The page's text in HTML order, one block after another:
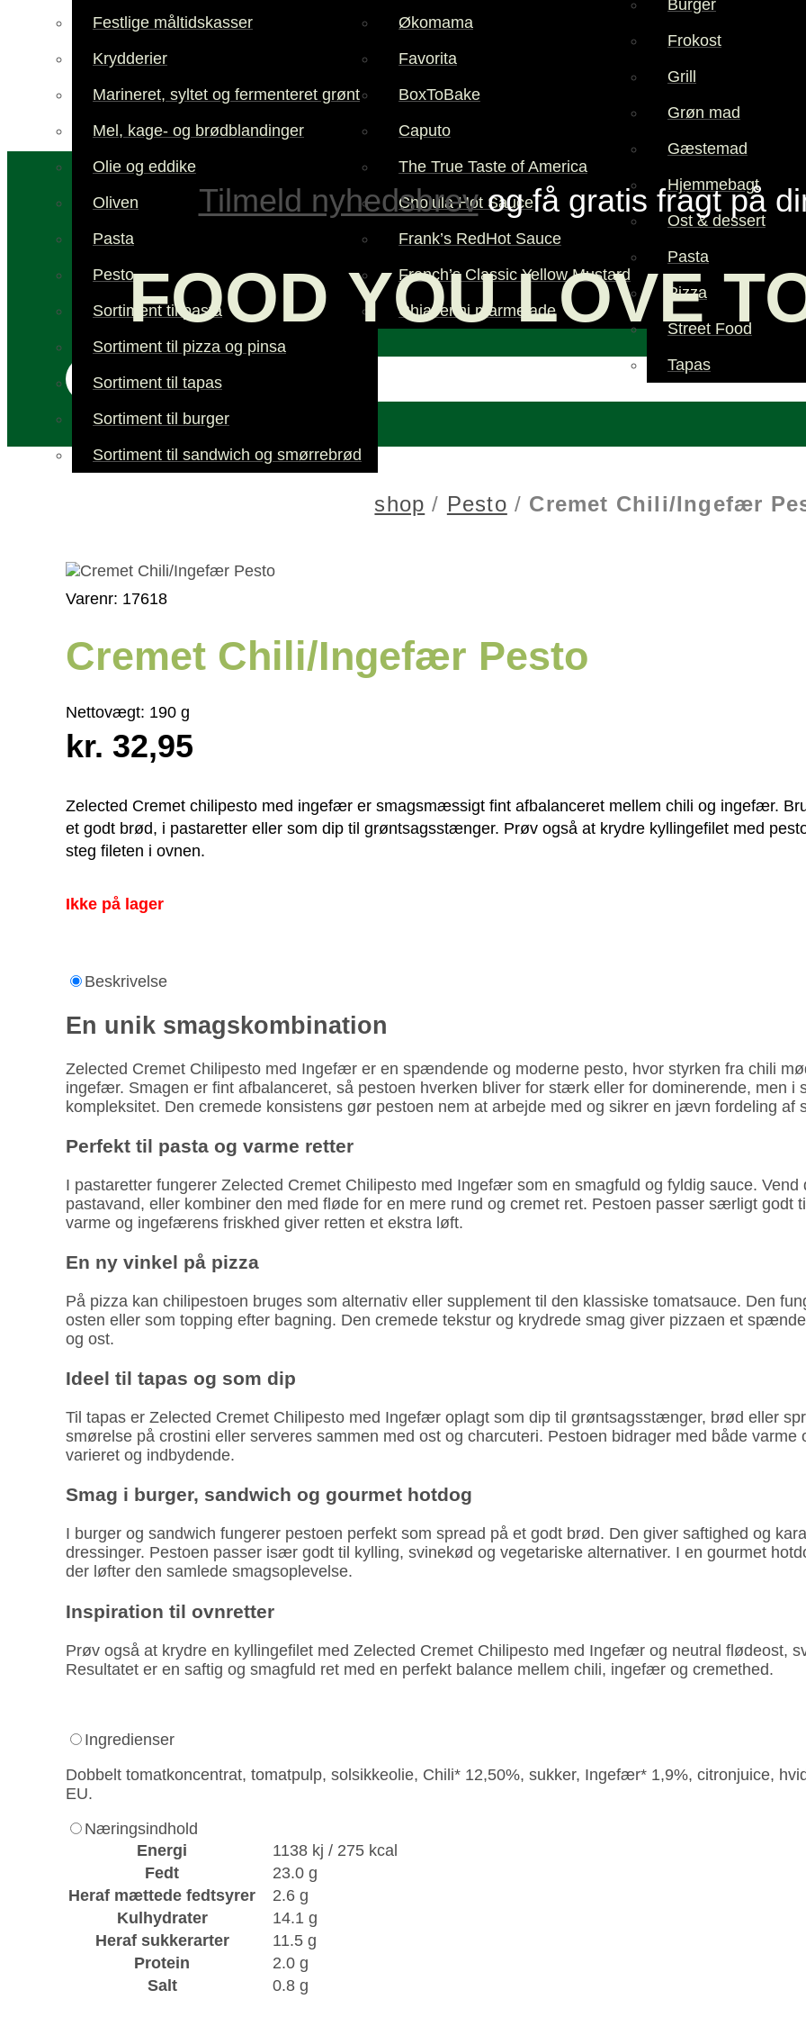
Festlige måltidskasser
Krydderier
Marineret, syltet og fermenteret grønt
Mel, kage- og brødblandinger
Olie og eddike
Oliven
Pasta
Pesto
Sortiment til pasta
Sortiment til pizza og pinsa
Sortiment til tapas
Sortiment til burger
Sortiment til sandwich og smørrebrød
Økomama
Favorita
BoxToBake
Caputo
The True Taste of America
Cholula Hot Sauce
Frank’s RedHot Sauce
French’s Classic Yellow Mustard
Chiaverini marmelade
Burger
Frokost
Grill
Grøn mad
Gæstemad
Hjemmebagt
Ost & dessert
Pasta
Pizza
Street Food
Tapas
Tilmeld nyhedsbrevog få gratis fragt på
FOOD YOU LOVE
shop / Pesto / Cremet Chili/Ingefær
Varenr: 17618
Cremet Chili/Ingefær Pesto
Nettovægt: 190 g
kr. 32,95
Zelected Cremet chilipesto med ingefær er smagsmæssigt fint afbalanceret mellem chili og ingefær.
et godt brød, i pastaretter eller som dip til grøntsagsstænger. Prøv også at krydre kyllingefilet med
steg fileten i ovnen.
Ikke på lager
Beskrivelse
En unik smagskombination
Zelected Cremet Chilipesto med Ingefær er en spændende og moderne pesto, hvor styrken fra chili
ingefær. Smagen er fint afbalanceret, så pestoen hverken bliver for stærk eller for dominerende, men i
kompleksitet. Den cremede konsistens gør pestoen nem at arbejde med og sikrer en jævn fordeling af
Perfekt til pasta og varme retter
I pastaretter fungerer Zelected Cremet Chilipesto med Ingefær som en smagfuld og fyldig sauce.
pastavand, eller kombiner den med fløde for en mere rund og cremet ret. Pestoen passer særligt godt
varme og ingefærens friskhed giver retten et ekstra løft.
En ny vinkel på pizza
På pizza kan chilipestoen bruges som alternativ eller supplement til den klassiske tomatsauce. Den
osten eller som topping efter bagning. Den cremede tekstur og krydrede smag giver pizzaen et
og ost.
Ideel til tapas og som dip
Til tapas er Zelected Cremet Chilipesto med Ingefær oplagt som dip til grøntsagsstænger, brød eller
smørelse på crostini eller serveres sammen med ost og charcuteri. Pestoen bidrager med både
varieret og indbydende.
Smag i burger, sandwich og gourmet hotdog
I burger og sandwich fungerer pestoen perfekt som spread på et godt brød. Den giver saftighed og
dressinger. Pestoen passer især godt til kylling, svinekød og vegetariske alternativer. I en gourmet
der løfter den samlede smagsoplevelse.
Inspiration til ovnretter
Prøv også at krydre en kyllingefilet med Zelected Cremet Chilipesto med Ingefær og neutral flødeost,
Resultatet er en saftig og smagfuld ret med en perfekt balance mellem chili, ingefær og cremethed.
Ingredienser
Dobbelt tomatkoncentrat, tomatpulp, solsikkeolie, Chili* 12,50%, sukker, Ingefær* 1,9%, citronjuice,
EU.
Næringsindhold
Energi
1138 kj / 275 kcal
Fedt
23.0 g
Heraf mættede fedtsyrer
2.6 g
Kulhydrater
14.1 g
Heraf sukkerarter
11.5 g
Protein
2.0 g
Salt
0.8 g